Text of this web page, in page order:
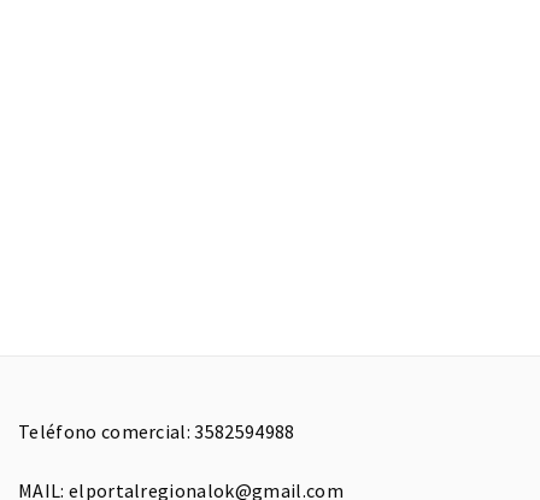
Teléfono comercial: 3582594988
MAIL: elportalregionalok@gmail.com